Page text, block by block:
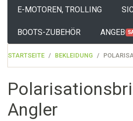
E-MOTOREN, TROLLING
BOOTS-ZUBEHÖR
STARTSEITE BEKLEIDUNG
Angler